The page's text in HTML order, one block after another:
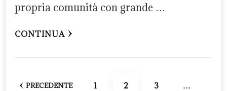
propria comunità con grande …
CONTINUA
Paginazione
PRECEDENTE PAGINA
1 PAGINA
2 PAGINA
3 …